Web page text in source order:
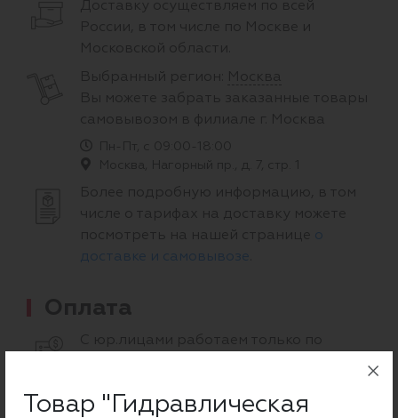
о
доставке и самовывозе
безналичный расчет с учетом НДС.
Товар "Гидравлическая